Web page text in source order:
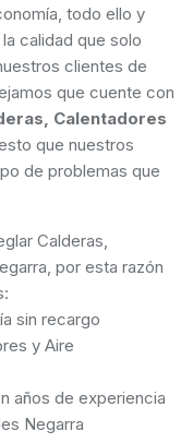
todo ello y
calidad que solo
clientes de
que cuente con
Calentadores
que nuestros
de problemas que
Calderas,
por esta razón
sin recargo
y Aire
años de experiencia
Negarra